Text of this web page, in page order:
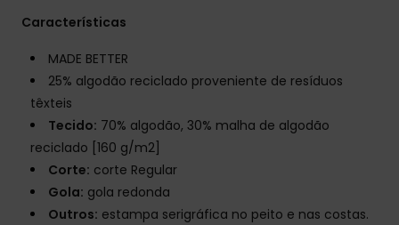
Características
MADE BETTER
25% algodão reciclado proveniente de resíduos
têxteis
Tecido: 70% algodão, 30% malha de algodão
reciclado [160 g/m2]
Corte: corte Regular
Gola: gola redonda
Outros: estampa serigráfica no peito e nas costas.